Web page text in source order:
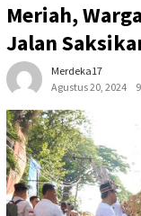
Meriah,
Jalan
Merdeka17
Agustus 20, 2024